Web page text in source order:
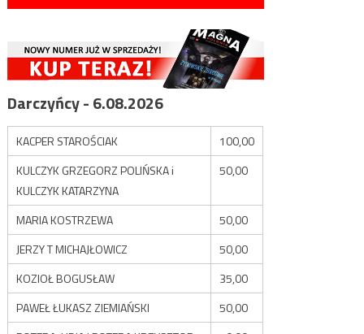
Darczyńcy - 6.08.2026
KACPER STAROŚCIAK
100,00
KULCZYK GRZEGORZ POLIŃSKA i
KULCZYK KATARZYNA
50,00
MARIA KOSTRZEWA
50,00
JERZY T MICHAJŁOWICZ
50,00
KOZIOŁ BOGUSŁAW
35,00
PAWEŁ ŁUKASZ ZIEMIAŃSKI
50,00